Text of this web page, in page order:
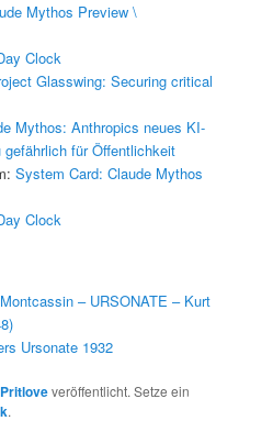
Mythos Preview \
Clock
Glasswing: Securing critical
Mythos: Anthropics neues KI-
für Öffentlichkeit
System Card: Claude Mythos
Clock
– URSONATE – Kurt
Ursonate 1932
veröffentlicht. Setze ein
.